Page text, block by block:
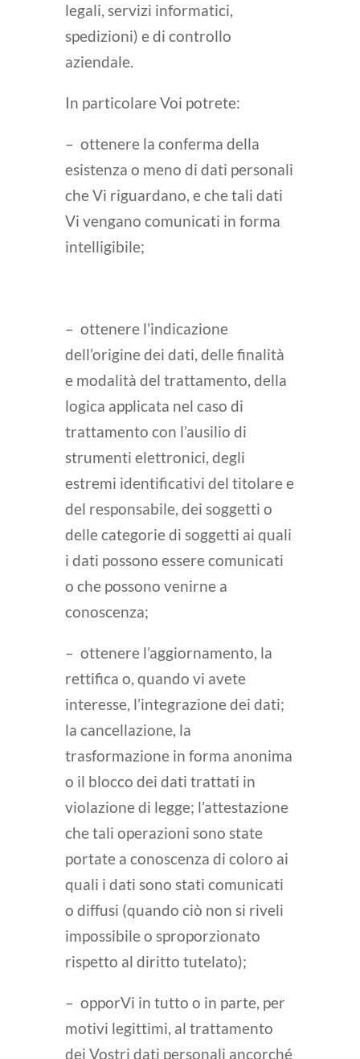
legali, servizi informatici,
spedizioni) e di controllo
aziendale.
In particolare Voi potrete:
– ottenere la conferma della
esistenza o meno di dati personali
che Vi riguardano, e che tali dati
Vi vengano comunicati in forma
intelligibile;
– ottenere l’indicazione
dell’origine dei dati, delle finalità
e modalità del trattamento, della
logica applicata nel caso di
trattamento con l’ausilio di
strumenti elettronici, degli
estremi identificativi del titolare e
del responsabile, dei soggetti o
delle categorie di soggetti ai quali
i dati possono essere comunicati
o che possono venirne a
conoscenza;
– ottenere l’aggiornamento, la
rettifica o, quando vi avete
interesse, l’integrazione dei dati;
la cancellazione, la
trasformazione in forma anonima
o il blocco dei dati trattati in
violazione di legge; l’attestazione
che tali operazioni sono state
portate a conoscenza di coloro ai
quali i dati sono stati comunicati
o diffusi (quando ciò non si riveli
impossibile o sproporzionato
rispetto al diritto tutelato);
– opporVi in tutto o in parte, per
motivi legittimi, al trattamento
dei Vostri dati personali ancorché